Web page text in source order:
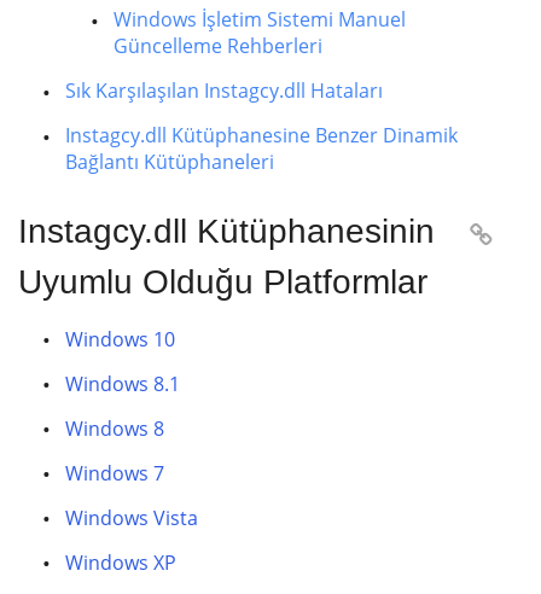
Windows İşletim Sistemi Manuel
Güncelleme Rehberleri
Sık Karşılaşılan Instagcy.dll Hataları
Instagcy.dll Kütüphanesine Benzer Dinamik
Bağlantı Kütüphaneleri
Instagcy.dll Kütüphanesinin
Uyumlu Olduğu Platformlar

Windows 10
Windows 8.1
Windows 8
Windows 7
Windows Vista
Windows XP